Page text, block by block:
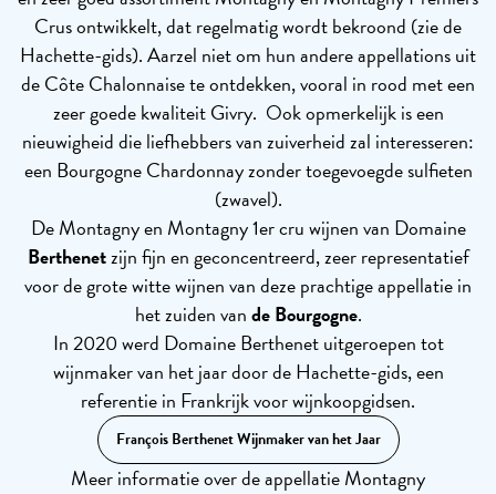
Crus ontwikkelt, dat regelmatig wordt bekroond (zie de
Hachette-gids). Aarzel niet om hun andere appellations uit
de Côte Chalonnaise te ontdekken, vooral in rood met een
zeer goede kwaliteit Givry. Ook opmerkelijk is een
nieuwigheid die liefhebbers van zuiverheid zal interesseren:
een Bourgogne Chardonnay zonder toegevoegde sulfieten
(zwavel).
De Montagny en Montagny 1er cru wijnen van Domaine
Berthenetzijn fijn en geconcentreerd, zeer representatief
voor de grote witte wijnen van deze prachtige appellatie in
het zuiden vande Bourgogne.
In 2020 werd Domaine Berthenet uitgeroepen tot
wijnmaker van het jaar door de Hachette-gids, een
referentie in Frankrijk voor wijnkoopgidsen.
François Berthenet Wijnmaker van het Jaar
Meer informatie over de appellatie Montagny